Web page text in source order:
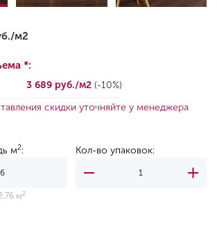
м2
*:
3 689 руб./м2 (-10%)
скидки уточняйте у менеджера
м2: Кол-во упаковок:
м 2